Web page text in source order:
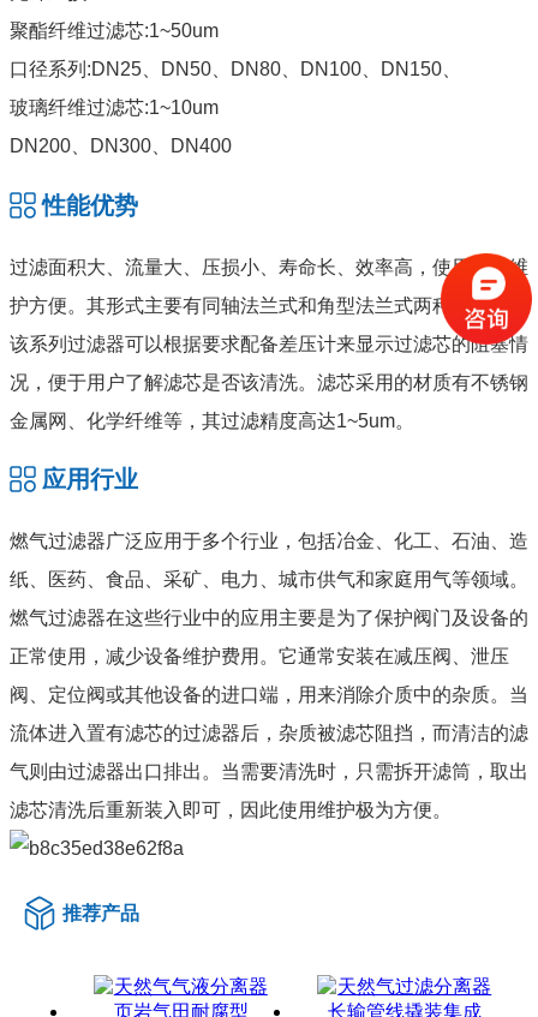
聚酯纤维过滤芯:1~50um
口径系列:DN25、DN50、DN80、DN100、DN150、
玻璃纤维过滤芯:1~10um
DN200、DN300、DN400
性能优势
过滤面积大、流量大、压损小、寿命长、效率高，使用安装维
护方便。其形式主要有同轴法兰式和角型法兰式两种。
该系列过滤器可以根据要求配备差压计来显示过滤芯的阻塞情
况，便于用户了解滤芯是否该清洗。滤芯采用的材质有不锈钢
金属网、化学纤维等，其过滤精度高达1~5um。
应用行业
燃气过滤器广泛应用于多个行业，包括冶金、化工、石油、造
纸、医药、食品、采矿、电力、城市供气和家庭用气等领域。
燃气过滤器在这些行业中的应用主要是为了保护阀门及设备的
正常使用，减少设备维护费用。它通常安装在减压阀、泄压
阀、定位阀或其他设备的进口端，用来消除介质中的杂质。当
流体进入置有滤芯的过滤器后，杂质被滤芯阻挡，而清洁的滤
气则由过滤器出口排出。当需要清洗时，只需拆开滤筒，取出
滤芯清洗后重新装入即可，因此使用维护极为方便。
推荐产品